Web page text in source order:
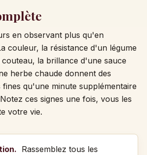
en observant plus qu'en
couleur, la résistance d'un légume
la brillance d'une sauce
herbe chaude donnent des
qu'une minute supplémentaire
ces signes une fois, vous les
votre vie.
Rassemblez tous les